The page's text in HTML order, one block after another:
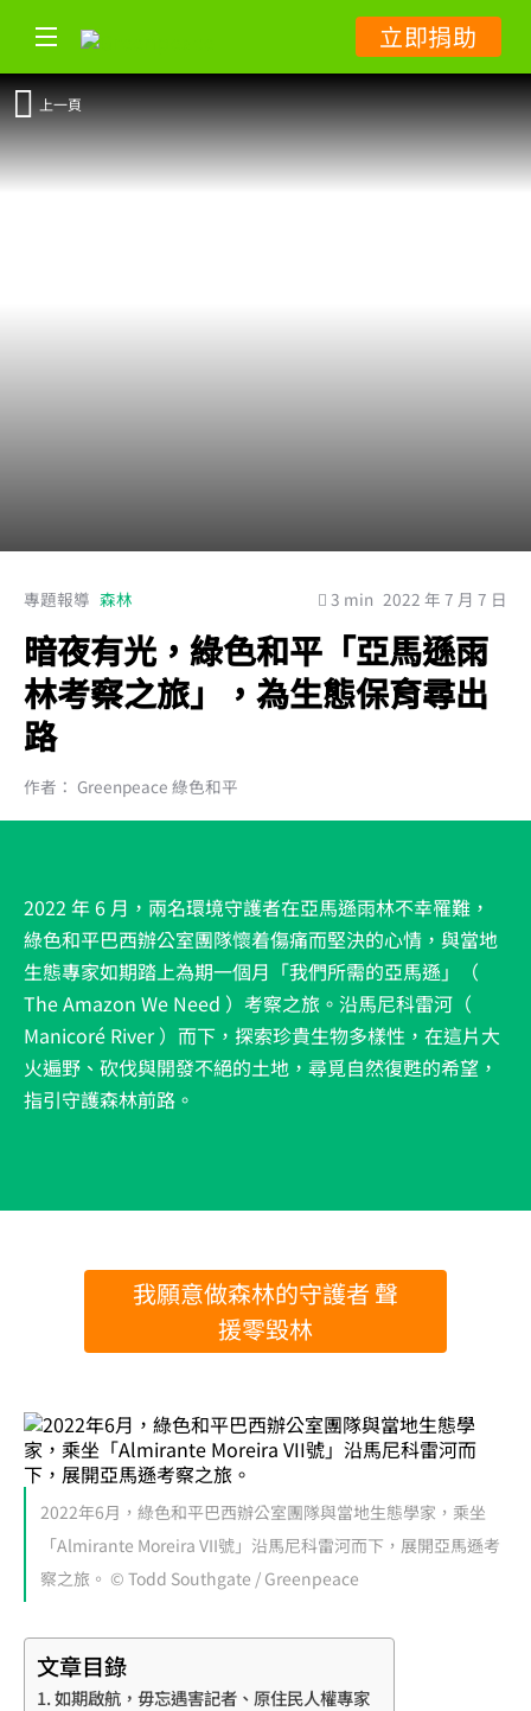
立即捐助
上一頁
專題報導 森林 3 min 2022 年 7 月 7 日
暗夜有光，綠色和平「亞馬遜雨
林考察之旅」，為生態保育尋出
路
作者： Greenpeace 綠色和平
2022 年 6 月，兩名環境守護者在亞馬遜雨林不幸罹難，
綠色和平巴西辦公室團隊懷着傷痛而堅決的心情，與當地
生態專家如期踏上為期一個月「我們所需的亞馬遜」（
The Amazon We Need ）考察之旅。沿馬尼科雷河（
Manicoré River ）而下，探索珍貴生物多樣性，在這片大
火遍野、砍伐與開發不絕的土地，尋覓自然復甦的希望，
指引守護森林前路。
我願意做森林的守護者 聲
援零毀林
2022年6月，綠色和平巴西辦公室團隊與當地生態學家，乘坐
「Almirante Moreira VII號」沿馬尼科雷河而下，展開亞馬遜考
察之旅。 © Todd Southgate / Greenpeace
文章目錄
如期啟航，毋忘遇害記者、原住民人權專家